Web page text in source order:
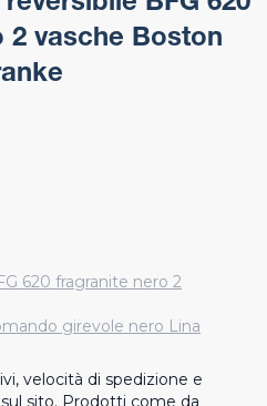
2 vasche Boston
620 fragranite nero 2
girevole nero Lina
velocità di spedizione e
sito. Prodotti come da